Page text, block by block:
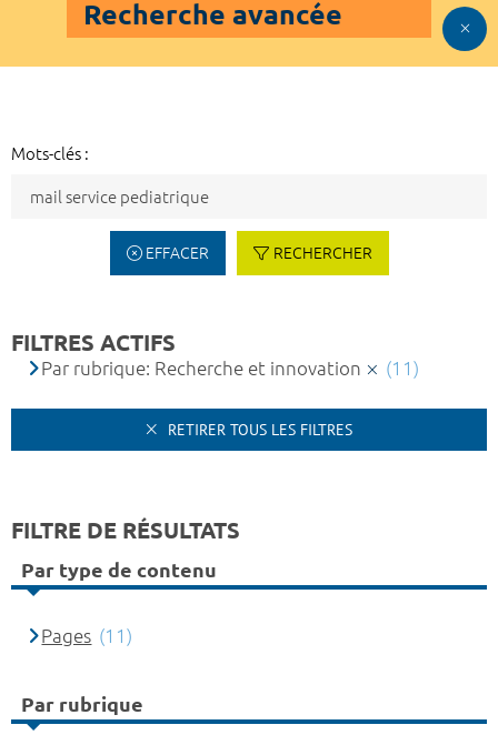
Recherche avancée
Mots-clés :
EFFACER RECHERCHER
FILTRES ACTIFS
Par rubrique: Recherche et innovation (11)
RETIRER TOUS LES FILTRES
FILTRE DE RÉSULTATS
Par type de contenu
Pages (11)
Par rubrique